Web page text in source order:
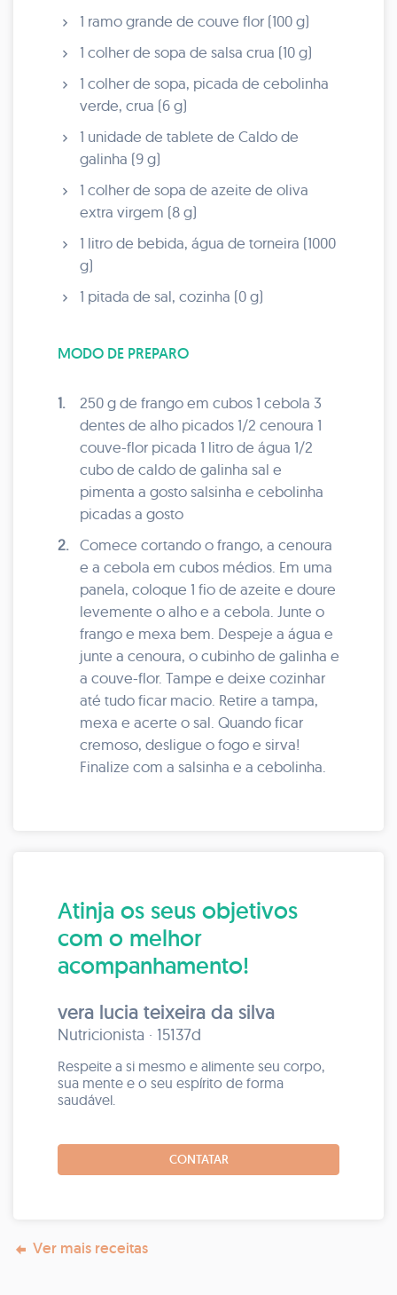
1 ramo grande de couve flor (100 g)
1 colher de sopa de salsa crua (10 g)
1 colher de sopa, picada de cebolinha
verde, crua (6 g)
1 unidade de tablete de Caldo de
galinha (9 g)
1 colher de sopa de azeite de oliva
extra virgem (8 g)
1 litro de bebida, água de torneira (1000
g)
1 pitada de sal, cozinha (0 g)
MODO DE PREPARO
1.
250 g de frango em cubos 1 cebola 3
dentes de alho picados 1/2 cenoura 1
couve-flor picada 1 litro de água 1/2
cubo de caldo de galinha sal e
pimenta a gosto salsinha e cebolinha
picadas a gosto
2.
Comece cortando o frango, a cenoura
e a cebola em cubos médios. Em uma
panela, coloque 1 fio de azeite e doure
levemente o alho e a cebola. Junte o
frango e mexa bem. Despeje a água e
junte a cenoura, o cubinho de galinha e
a couve-flor. Tampe e deixe cozinhar
até tudo ficar macio. Retire a tampa,
mexa e acerte o sal. Quando ficar
cremoso, desligue o fogo e sirva!
Finalize com a salsinha e a cebolinha.
Atinja os seus objetivos
com o melhor
acompanhamento!
vera lucia teixeira da silva
Nutricionista · 15137d
Respeite a si mesmo e alimente seu corpo,
sua mente e o seu espírito de forma
saudável.
CONTATAR
Ver mais receitas